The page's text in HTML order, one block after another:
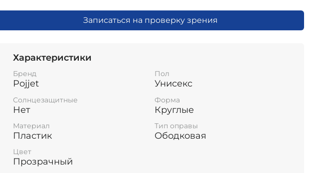
Записаться на проверку зрения
Характеристики
Бренд
Pojjet
Пол
Унисекс
Солнцезащитные
Нет
Форма
Круглые
Материал
Пластик
Тип оправы
Ободковая
Цвет
Прозрачный